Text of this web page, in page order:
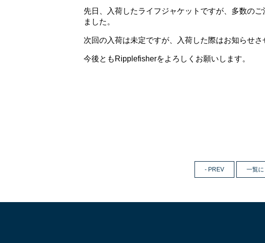
先日、入荷したライフジャケットですが、多数の
ました。
次回の入荷は未定ですが、入荷した際はお知らせさ
今後ともRipplefisherをよろしくお願いします。
- PREV 一覧